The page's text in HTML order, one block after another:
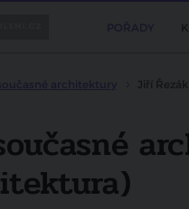
Jiří